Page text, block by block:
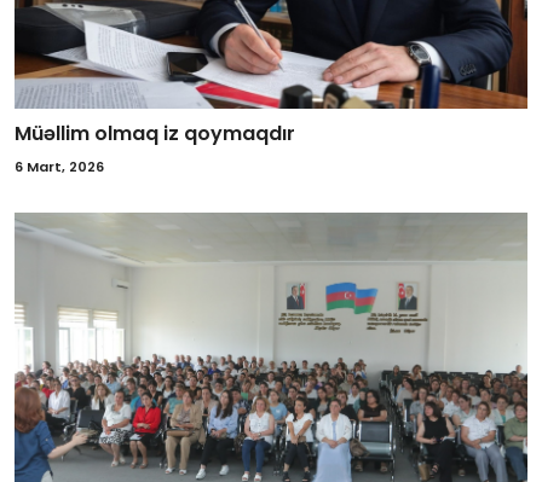
Müəllim olmaq iz qoymaqdır
6 Mart, 2026